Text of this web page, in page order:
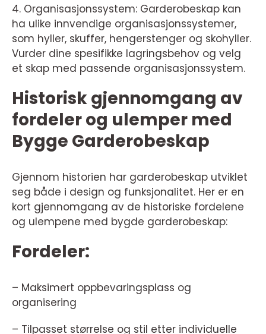
4. Organisasjonssystem: Garderobeskap kan
ha ulike innvendige organisasjonssystemer,
som hyller, skuffer, hengerstenger og skohyller.
Vurder dine spesifikke lagringsbehov og velg
et skap med passende organisasjonssystem.
Historisk gjennomgang av
fordeler og ulemper med
Bygge Garderobeskap
Gjennom historien har garderobeskap utviklet
seg både i design og funksjonalitet. Her er en
kort gjennomgang av de historiske fordelene
og ulempene med bygde garderobeskap:
Fordeler:
– Maksimert oppbevaringsplass og
organisering
– Tilpasset størrelse og stil etter individuelle